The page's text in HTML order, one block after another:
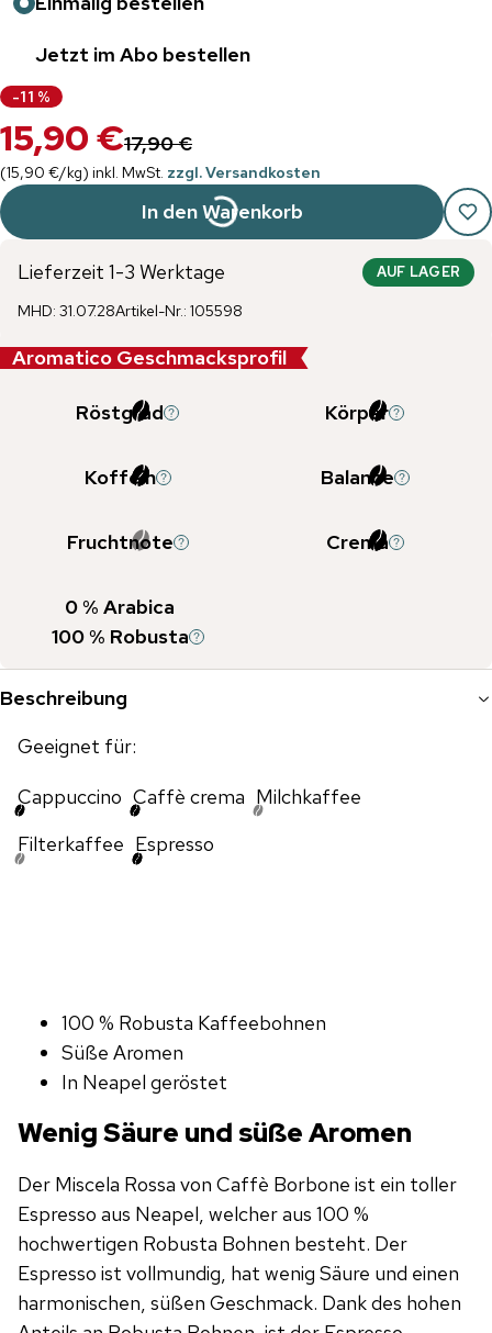
Jetzt im Abo bestellen
-11 %
15,90 €17,90 €
(15,90 €/kg) inkl. MwSt. zzgl. Versandkosten
In den Warenkorb
Lieferzeit 1-3 Werktage AUF LAGER
MHD: 31.07.28Artikel-Nr.: 105598
Aromatico Geschmacksprofil
Röstgrad Körper
Koffein Balance
Fruchtnote Crema
0% Arabica
100% Robusta
Beschreibung
Geeignet für:
Cappuccino Caffè crema Milchkaffee
Filterkaffee Espresso
100 % Robusta Kaffeebohnen
Süße Aromen
In Neapel geröstet
Wenig Säure und süße Aromen
Der Miscela Rossa von Caffè Borbone ist ein toller
Espresso aus Neapel, welcher aus 100 %
hochwertigen Robusta Bohnen besteht. Der
Espresso ist vollmundig, hat wenig Säure und einen
harmonischen, süßen Geschmack. Dank des hohen